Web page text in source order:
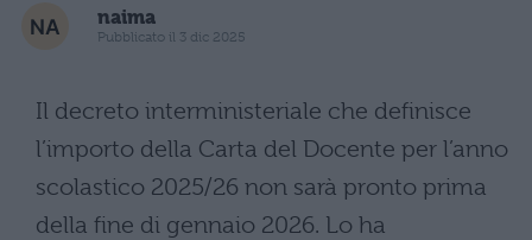
naima
Pubblicato il 3 dic 2025
Il decreto interministeriale che definisce
l’importo della Carta del Docente per l’anno
scolastico 2025/26 non sarà pronto prima
della fine di gennaio 2026. Lo ha